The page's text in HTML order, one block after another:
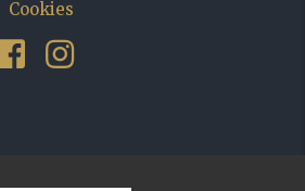
Cookies